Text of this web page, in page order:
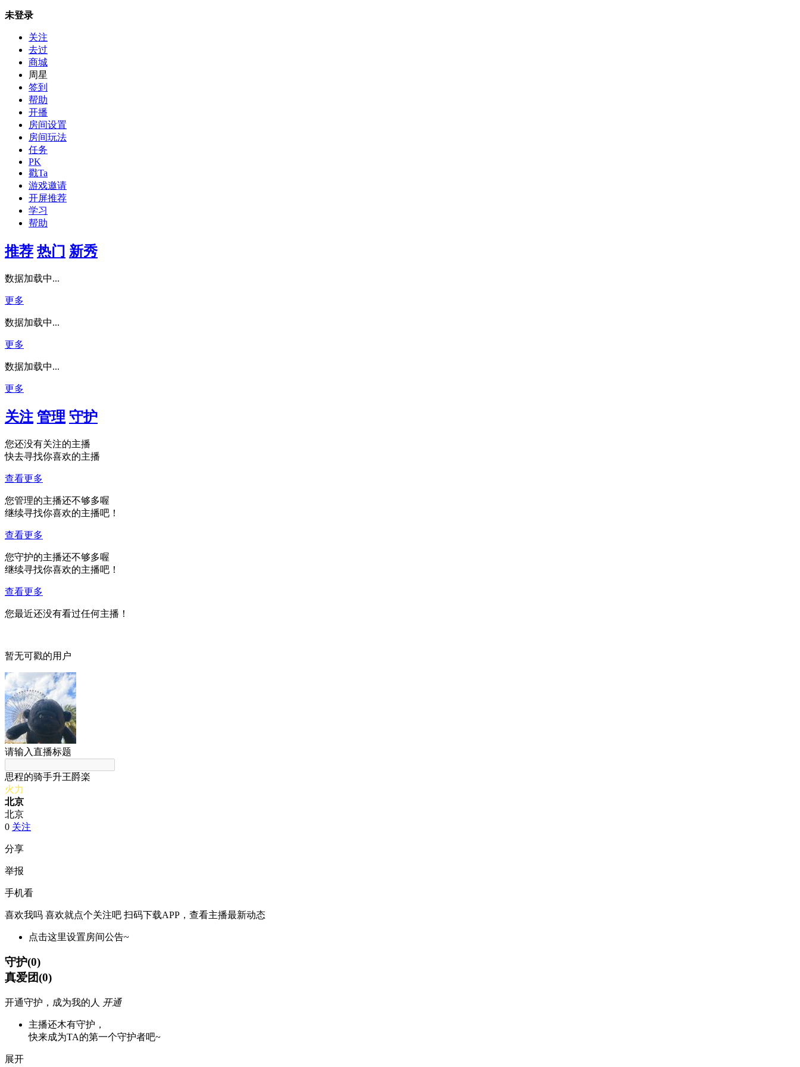
未登录
关注
去过
商城
周星
签到
帮助
开播
房间设置
房间玩法
任务
PK
戳Ta
游戏邀请
开屏推荐
学习
帮助
推荐 热门 新秀
数据加载中...
更多
数据加载中...
更多
数据加载中...
更多
关注 管理 守护
您还没有关注的主播
快去寻找你喜欢的主播
查看更多
您管理的主播还不够多喔
继续寻找你喜欢的主播吧！
查看更多
您守护的主播还不够多喔
继续寻找你喜欢的主播吧！
查看更多
您最近还没有看过任何主播！
暂无可戳的用户
请输入直播标题
思程的骑手升王爵楽
火力
北京
北京
0 关注
分享
举报
手机看
喜欢我吗 喜欢就点个关注吧 扫码下载APP，查看主播最新动态
点击这里设置房间公告~
守护(0)
真爱团(0)
开通守护，成为我的人 开通
主播还木有守护，
快来成为TA的第一个守护者吧~
展开